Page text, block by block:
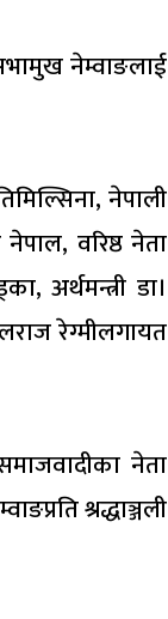
नेम्वाङलाई
नेपाली
वरिष्ठ नेता
अर्थमन्त्री डा।
रेग्मीलगायत
नेता
श्रद्धाञ्जली